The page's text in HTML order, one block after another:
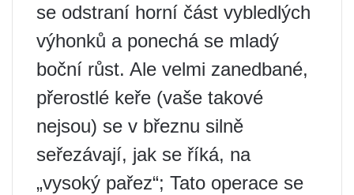
se odstraní horní část vybledlých
výhonků a ponechá se mladý
boční růst. Ale velmi zanedbané,
přerostlé keře (vaše takové
nejsou) se v březnu silně
seřezávají, jak se říká, na
„vysoký pařez“; Tato operace se